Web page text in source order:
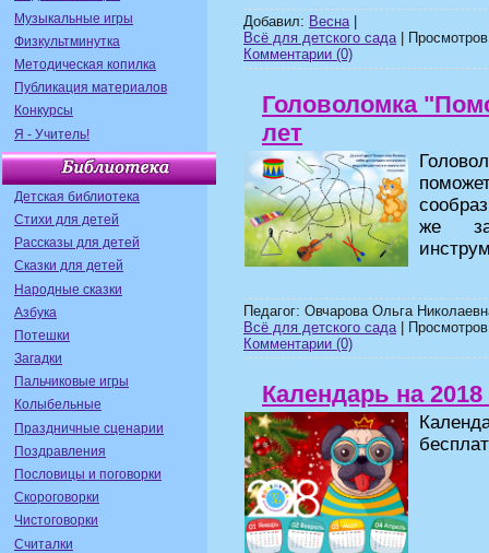
Музыкальные игры
Физкультминутка
Методическая копилка
Публикация материалов
Конкурсы
Я - Учитель!
Детская библиотека
Стихи для детей
Рассказы для детей
Сказки для детей
Народные сказки
Азбука
Потешки
Загадки
Пальчиковые игры
Колыбельные
Праздничные сценарии
Поздравления
Пословицы и поговорки
Скороговорки
Чистоговорки
Считалки
Добавил: Весна|
Всё для детского сада|
Комментарии (0)
Головоломка
лет
же
Педагог: Овчарова Ольга
Всё для детского сада|
Комментарии (0)
Календарь на